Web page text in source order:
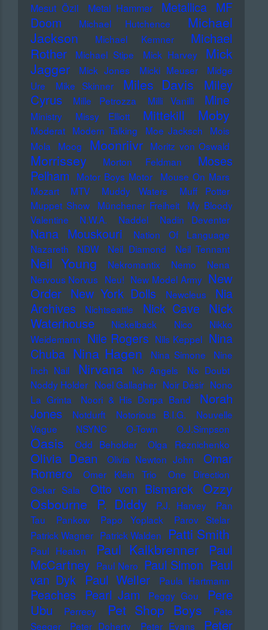
Mesut Özil
Metal Hammer Metallica MF
Doom
Michael Hutchence
Michael
Jackson
Michael Kemner
Michael
Rother
Michael Stipe Mick Harvey
Mick
Jagger
Mick Jones Micki Meuser
Midge
Ure
Mike Skinner Miles Davis
Miley
Cyrus
Mille Petrozza Milli Vanilli Mine
Ministry Missy Elliott Mittekill Moby
Moderat Modern Talking Moe Jacksch
Mois
Mola
Moog Moonriivr Moritz von Oswald
Morrissey Morton Feldman
Moses
Pelham
Motor Boys Motor
Mouse On Mars
Mozart
MTV Muddy Waters
Muff Potter
Muppet Show
Münchener Freiheit
My Bloody
Valentine
N.W.A. Naddel Nadin Deventer
Nana Mouskouri
Nation Of Language
Nazareth
NDW Neil Diamond Neil Tennant
Neil Young Nekromantix Nemo
Nena
Nervous Norvus Neu! New Model Army New
Order New York Dolls Newcleus
Nia
Archives
Nichtseattle Nick Cave
Nick
Waterhouse
Nickelback Nico
Nikko
Weidemann Nile Rogers Nils Keppel Nina
Chuba Nina Hagen Nina Simone
Nine
Inch Nail
Nirvana No Angels
No Doubt
Noddy Holder Noel Gallagher Noir Désir Nono
La Grinta
Noori & His Dorpa Band
Norah
Jones
Notdurft Notorious B.I.G.
Nouvelle
Vague
NSYNC O-Town O.J.Simpson
Oasis Odd Beholder Olga Reznichenko
Olivia Dean Olivia Newton John
Omar
Romero
Omer Klein Trio
One Direction
Oskar Sala
Otto von Bismarck Ozzy
Osbourne
P. Diddy P.J. Harvey
Pan
Tau
Pankow Papo Yoplack
Parov Stelar
Patrick Wagner Patrick Walden Patti Smith
Paul Heaton Paul Kalkbrenner
Paul
McCartney Paul Nero Paul Simon Paul
van Dyk Paul Weller Paula Hartmann
Peaches Pearl Jam Peggy Gou
Pere
Ubu
Perrecy Pet Shop Boys
Pete
Seeger
Peter Doherty Peter Evans Peter